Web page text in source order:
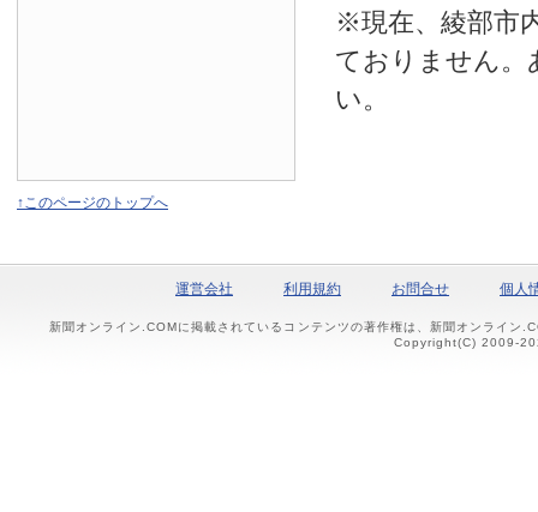
※現在、綾部市
ておりません。
い。
↑このページのトップへ
運営会社 利用規約 お問合せ 個人
新聞オンライン.COMに掲載されているコンテンツの著作権は、新聞オンライン
Copyright(C) 2009-